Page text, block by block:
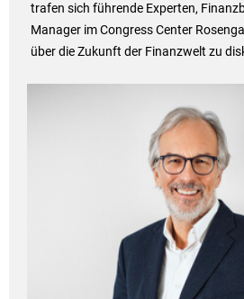
trafen sich führende Experten,
Manager im Congress Center
über die Zukunft der Finanzwelt zu